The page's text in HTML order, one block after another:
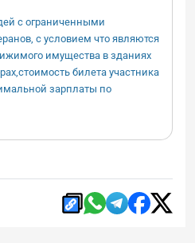
с ограниченными
с условием что являются
имущества в зданиях
билета участника
зарплаты по